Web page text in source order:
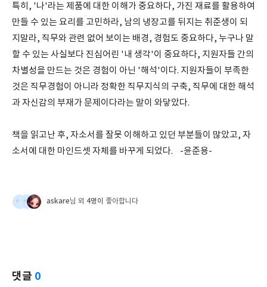
특히, '나'라는 제품에 대한 이해가 중요하다, 가진 재료를 활용하여
만들 수 있는 요리를 고민하라, 남의 냉장고를 뒤지는 취준생이 되
지말라, 직무와 관련 없어 보이는 배경, 경험도 중요하다, 누구나 말
할 수 있는 사실보다 진심어린 '내 생각'이 중요하다, 지원자들 간의
차별성을 만드는 것은 경험이 아닌 '해석'이다. 지원자들이 부족한
것은 직무경험이 아니라 정확한 직무지식의 구축, 직무에 대한 해석
과 자신감의 부재가 문제이다라는 말이 와닿았다.
책을 읽고난 후, 자소서를 잘못 이해하고 있던 부분들이 많았고, 자
소서에 대한 마인드셋 자체를 바꾸게 되었다. -윤준용-
askare님 외 4명이 좋아합니다
댓글 0